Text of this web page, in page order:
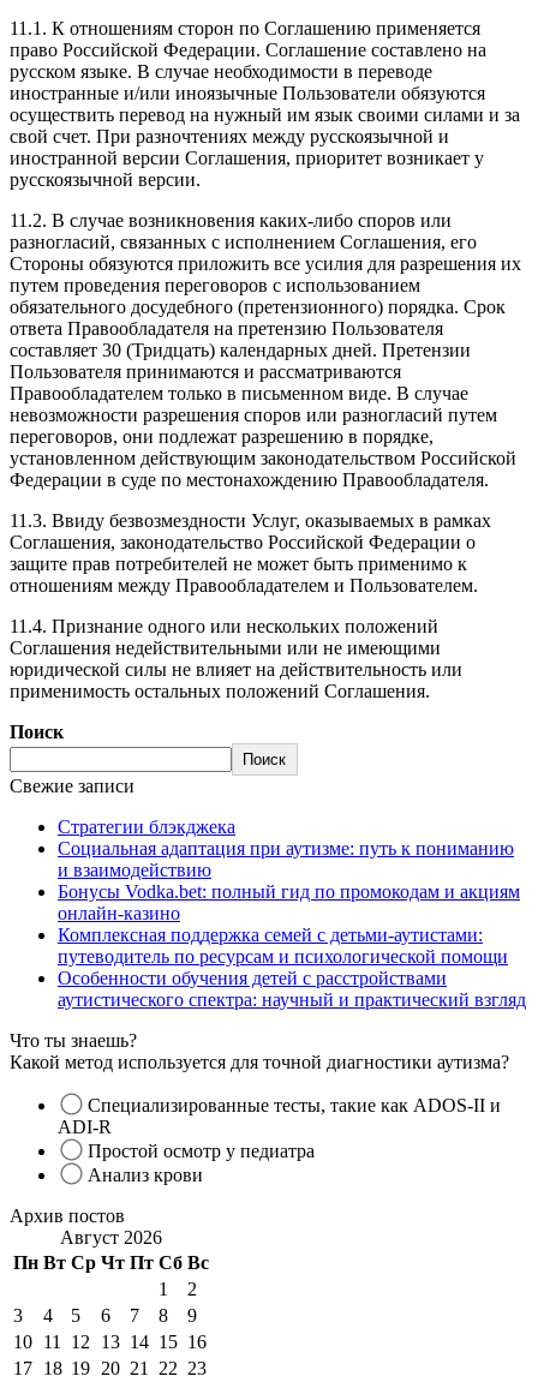
11.1. К отношениям сторон по Соглашению применяется
право Российской Федерации. Соглашение составлено на
русском языке. В случае необходимости в переводе
иностранные и/или иноязычные Пользователи обязуются
осуществить перевод на нужный им язык своими силами и за
свой счет. При разночтениях между русскоязычной и
иностранной версии Соглашения, приоритет возникает у
русскоязычной версии.
11.2. В случае возникновения каких-либо споров или
разногласий, связанных с исполнением Соглашения, его
Стороны обязуются приложить все усилия для разрешения их
путем проведения переговоров с использованием
обязательного досудебного (претензионного) порядка. Срок
ответа Правообладателя на претензию Пользователя
составляет 30 (Тридцать) календарных дней. Претензии
Пользователя принимаются и рассматриваются
Правообладателем только в письменном виде. В случае
невозможности разрешения споров или разногласий путем
переговоров, они подлежат разрешению в порядке,
установленном действующим законодательством Российской
Федерации в суде по местонахождению Правообладателя.
11.3. Ввиду безвозмездности Услуг, оказываемых в рамках
Соглашения, законодательство Российской Федерации о
защите прав потребителей не может быть применимо к
отношениям между Правообладателем и Пользователем.
11.4. Признание одного или нескольких положений
Соглашения недействительными или не имеющими
юридической силы не влияет на действительность или
применимость остальных положений Соглашения.
Поиск
Поиск
Свежие записи
Стратегии блэкджека
Социальная адаптация при аутизме: путь к пониманию
и взаимодействию
Бонусы Vodka.bet: полный гид по промокодам и акциям
онлайн-казино
Комплексная поддержка семей с детьми-аутистами:
путеводитель по ресурсам и психологической помощи
Особенности обучения детей с расстройствами
аутистического спектра: научный и практический взгляд
Что ты знаешь?
Какой метод используется для точной диагностики аутизма?
Специализированные тесты, такие как ADOS-II и
ADI-R
Простой осмотр у педиатра
Анализ крови
Архив постов
Август 2026
Пн Вт Ср Чт Пт Сб Вс
1
2
3
4 5 6 7 8
9
10 11 12 13 14 15 16
17 18 19 20 21 22 23